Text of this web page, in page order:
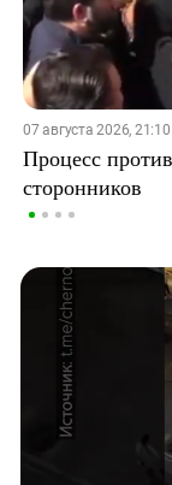
07 августа 2026, 21:10
Процесс
сторонников